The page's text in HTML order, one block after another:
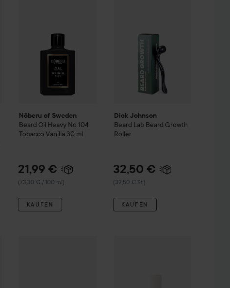
Nõberu of Sweden
Beard Oil Heavy No 104
Tobacco Vanilla 30 ml
21,99 €
(73,30 € / 100 ml)
KAUFEN
Dick Johnson
Beard Lab Beard Growth
Roller
32,50 €
(32,50 € St.)
KAUFEN